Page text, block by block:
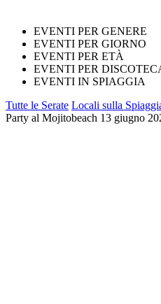
EVENTI PER GENERE
EVENTI PER GIORNO
EVENTI PER ETÀ
EVENTI PER
EVENTI IN SPIAGGIA
Tutte le Serate Locali sulla
Party al Mojitobeach 13 giugno